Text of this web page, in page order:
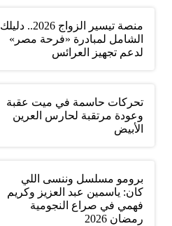
منصة تيسير الزواج 2026.. دليلك
الشامل لمبادرة «فرحة مصر»
لدعم تجهيز العرائس
تحركات حاسمة في ميت عقبة
وعودة مرتقبة لحارس العرين
الأبيض
برومو مسلسل وننسى اللي
كان: ياسمين عبد العزيز وكريم
فهمي في صراع النجومية
رمضان 2026